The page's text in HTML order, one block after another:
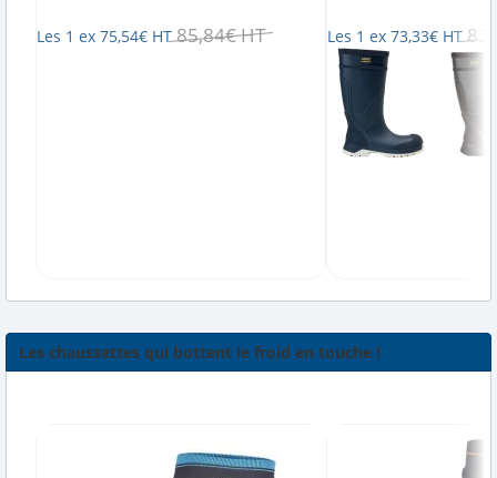
Les 1 ex 75,54€ HT 85,84€HT Les 1 ex 73,33€ HT 83
Les chaussettes qui bottent le froid en touche !